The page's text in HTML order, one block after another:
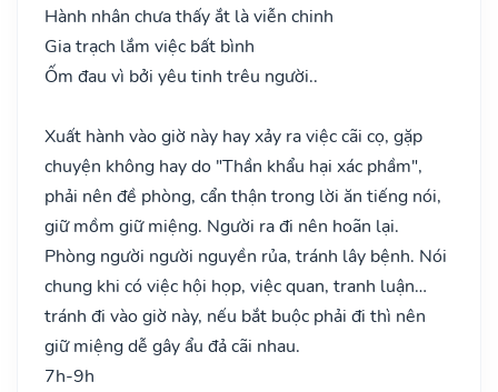
Hành nhân chưa thấy ắt là viễn chinh
Gia trạch lắm việc bất bình
Ốm đau vì bởi yêu tinh trêu người..
Xuất hành vào giờ này hay xảy ra việc cãi cọ, gặp
chuyện không hay do "Thần khẩu hại xác phầm",
phải nên đề phòng, cẩn thận trong lời ăn tiếng nói,
giữ mồm giữ miệng. Người ra đi nên hoãn lại.
Phòng người người nguyền rủa, tránh lây bệnh. Nói
chung khi có việc hội họp, việc quan, tranh luận…
tránh đi vào giờ này, nếu bắt buộc phải đi thì nên
giữ miệng dễ gây ẩu đả cãi nhau.
7h-9h